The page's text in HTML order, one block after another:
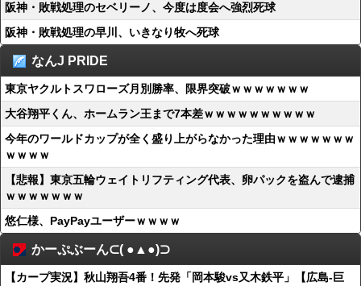
阪神・敗戦処理のセベリーノ、今度は度会へ強烈死球
阪神・敗戦処理の早川、いきなり牧へ死球
なんJ PRIDE
東京ヤクルトスワローズ月別勝率、限界突破ｗｗｗｗｗｗｗ
大谷翔平くん、ホームラン王まで7本差ｗｗｗｗｗｗｗｗｗｗ
今年のワールドカップが全く盛り上がらなかった理由ｗｗｗｗｗｗｗ
ｗｗｗｗ
【悲報】東京五輪ウェイトリフティング代表、卵パックを盗んで逮捕
ｗｗｗｗｗｗｗ
悠仁様、PayPayユーザーｗｗｗｗ
かーぷぶーん⊂( ●▲●)⊃
【カープ実況】秋山翔吾4番！先発「岡本駿vs又木鉄平」【広島-巨